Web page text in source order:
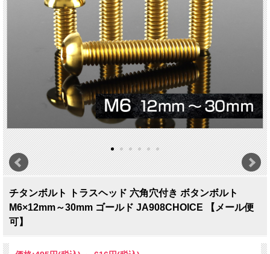
チタンボルト トラスヘッド 六角穴付き ボタンボルト
M6×12mm～30mm ゴールド JA908CHOICE 【メール便
可】